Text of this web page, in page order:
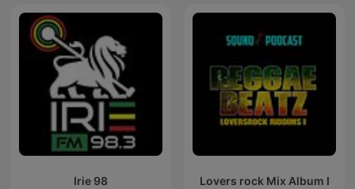
Irie 98 Lovers rock Mix Album I